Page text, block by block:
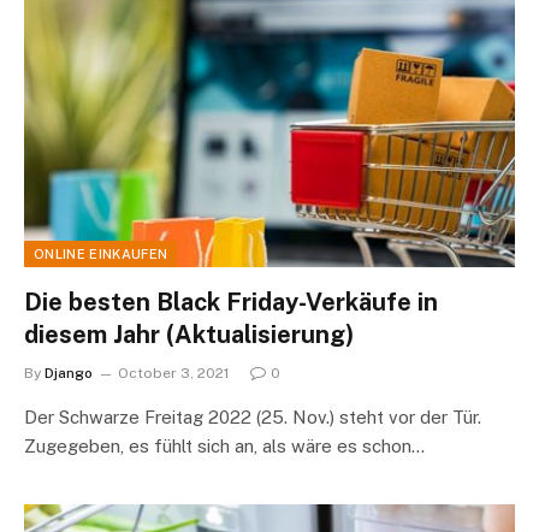
ONLINE EINKAUFEN
Die besten Black Friday-Verkäufe in
diesem Jahr (Aktualisierung)
By Django October 3, 2021 0
Der Schwarze Freitag 2022 (25. Nov.) steht vor der Tür.
Zugegeben, es fühlt sich an, als wäre es schon…